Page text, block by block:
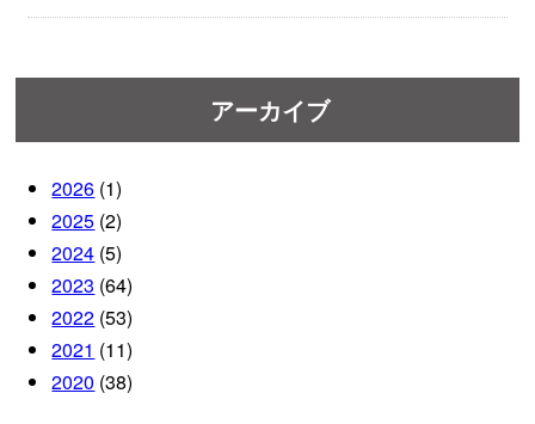
アーカイブ
2026 (1)
2025 (2)
2024 (5)
2023 (64)
2022 (53)
2021 (11)
2020 (38)